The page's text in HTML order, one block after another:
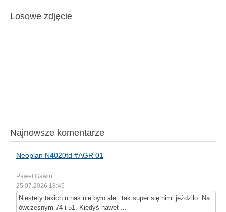
Losowe zdjęcie
Najnowsze komentarze
Neoplan N4020td #AGR 01
Paweł Gawin
25.07.2026 18:45
Niestety takich u nas nie było ale i tak super się nimi jeździło. Na
ówczesnym 74 i 51. Kiedyś nawet ...